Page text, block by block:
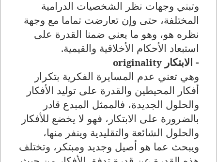
وتبني وجهات نظر الشخصيات الدرامية
المختلفة، حتى وإن تعارضت تماما مع وجهة
نظره هو، وهو ما يعني ضمنا القدرة على
استبعاد الأحكام الأخلاقية والقيمية.
- الابتكار originality
وهي تعني عدم المسايرة الفكرية بتكرار
أفكار المحيطين والقدرة على توليد الأفكار
والحلول الجديدة، فالممثل المبدع قادر
بالضرورة على الابتكار، فهو لا يخضع للأفكار
والحلول الشائعة والتقليدية وينفر منها،
ويبحث عما هو أصيل وجديد ومبتكر، وتختلف